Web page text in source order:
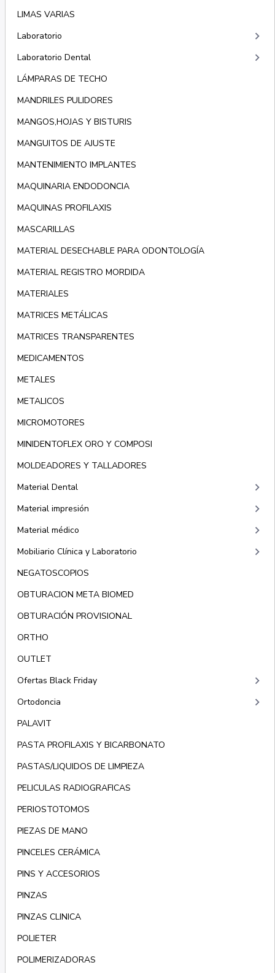
LIMAS VARIAS
Laboratorio
keyboard_arrow_right
Laboratorio Dental keyboard_arrow_right
LÁMPARAS DE TECHO
MANDRILES PULIDORES
MANGOS,HOJAS Y BISTURIS
MANGUITOS DE AJUSTE
MANTENIMIENTO IMPLANTES
MAQUINARIA ENDODONCIA
MAQUINAS PROFILAXIS
MASCARILLAS
MATERIAL DESECHABLE PARA ODONTOLOGÍA
MATERIAL REGISTRO MORDIDA
MATERIALES
MATRICES METÁLICAS
MATRICES TRANSPARENTES
MEDICAMENTOS
METALES
METALICOS
MICROMOTORES
MINIDENTOFLEX ORO Y COMPOSI
MOLDEADORES Y TALLADORES
Material Dental
keyboard_arrow_right
Material impresión keyboard_arrow_right
Material médico keyboard_arrow_right
Mobiliario Clínica y Laboratorio keyboard_arrow_right
NEGATOSCOPIOS
OBTURACION META BIOMED
OBTURACIÓN PROVISIONAL
ORTHO
OUTLET
Ofertas Black Friday
keyboard_arrow_right
Ortodoncia keyboard_arrow_right
PALAVIT
PASTA PROFILAXIS Y BICARBONATO
PASTAS/LIQUIDOS DE LIMPIEZA
PELICULAS RADIOGRAFICAS
PERIOSTOTOMOS
PIEZAS DE MANO
PINCELES CERÁMICA
PINS Y ACCESORIOS
PINZAS
PINZAS CLINICA
POLIETER
POLIMERIZADORAS